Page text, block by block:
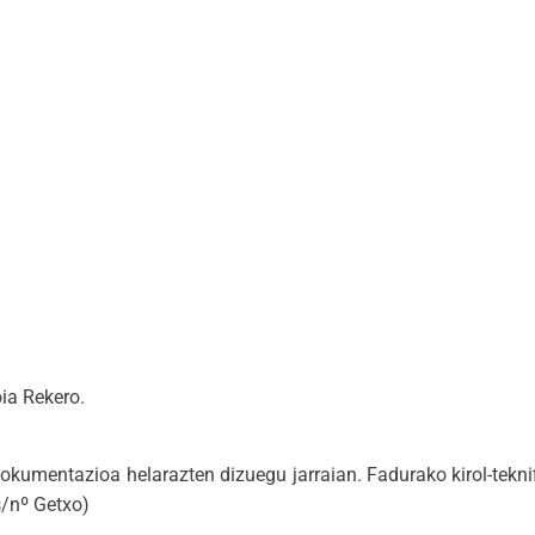
Rekero.
helarazten dizuegu jarraian. Fadurako kirol-
nº Getxo)